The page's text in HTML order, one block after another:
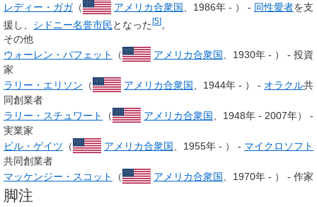
レディー・ガガ（ アメリカ合衆国 、1986年 - ） - 同性愛者を支
援し、 シドニー名誉市民となった[5]。
その他
ウォーレン・バフェット
（ アメリカ合衆国、1930年 - ） - 投資
家
ラリー・エリソン （ アメリカ合衆国、1944年 - ） - オラクル共
同創業者
ラリー・スチュワート
（ アメリカ合衆国、1948年 - 2007年） -
実業家
ビル・ゲイツ （ アメリカ合衆国、1955年 - ） - マイクロソフト
共同創業者
マッケンジー・スコット
（ アメリカ合衆国、1970年 - ） - 作家
脚注